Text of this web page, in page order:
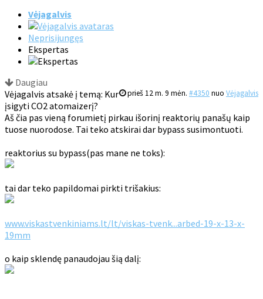
Vėjagalvis
Neprisijungęs
Ekspertas
Daugiau
prieš 12 m. 9 mėn. #4350 nuo Vėjagalvis
Vėjagalvis atsakė į temą: Kur
įsigyti CO2 atomaizerį?
Aš čia pas vieną forumietį pirkau išorinį reaktorių panašų kaip
tuose nuorodose. Tai teko atskirai dar bypass susimontuoti.
reaktorius su bypass(pas mane ne toks):
tai dar teko papildomai pirkti trišakius:
www.viskastvenkiniams.lt/lt/viskas-tvenk...arbed-19-x-13-x-
19mm
o kaip sklendę panaudojau šią dalį: